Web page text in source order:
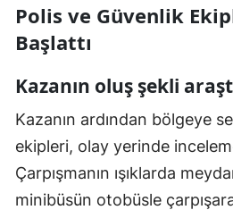
Polis ve Güvenlik
Başlattı
Kazanın oluş şekli
Kazanın ardından bölgeye
ekipleri, olay yerinde
Çarpışmanın ışıklarda
minibüsün otobüsle